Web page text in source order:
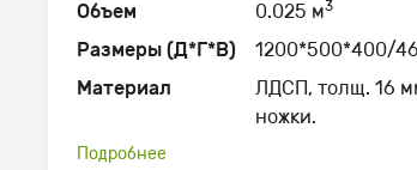
Объем
0.025 м3
Размеры (Д*Г*В)
1200*500*400/
Материал
ЛДСП, толщ. 16
ножки.
Подробнее